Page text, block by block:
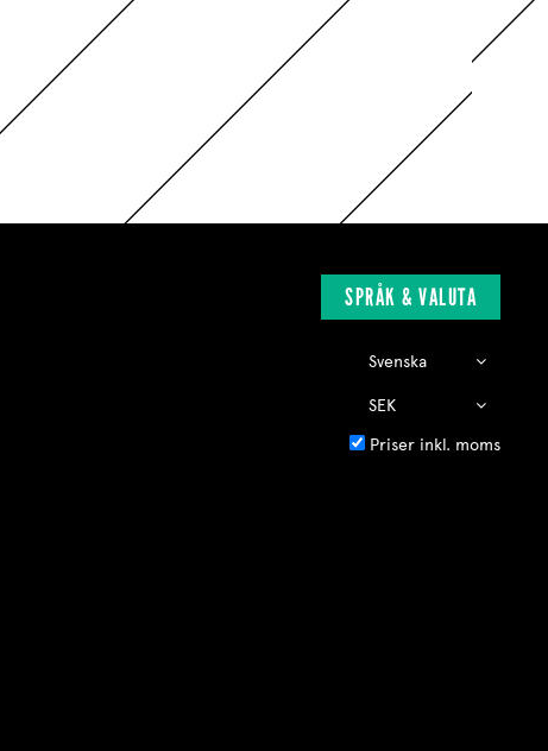
SPRÅK & VALUTA
Priser inkl. moms